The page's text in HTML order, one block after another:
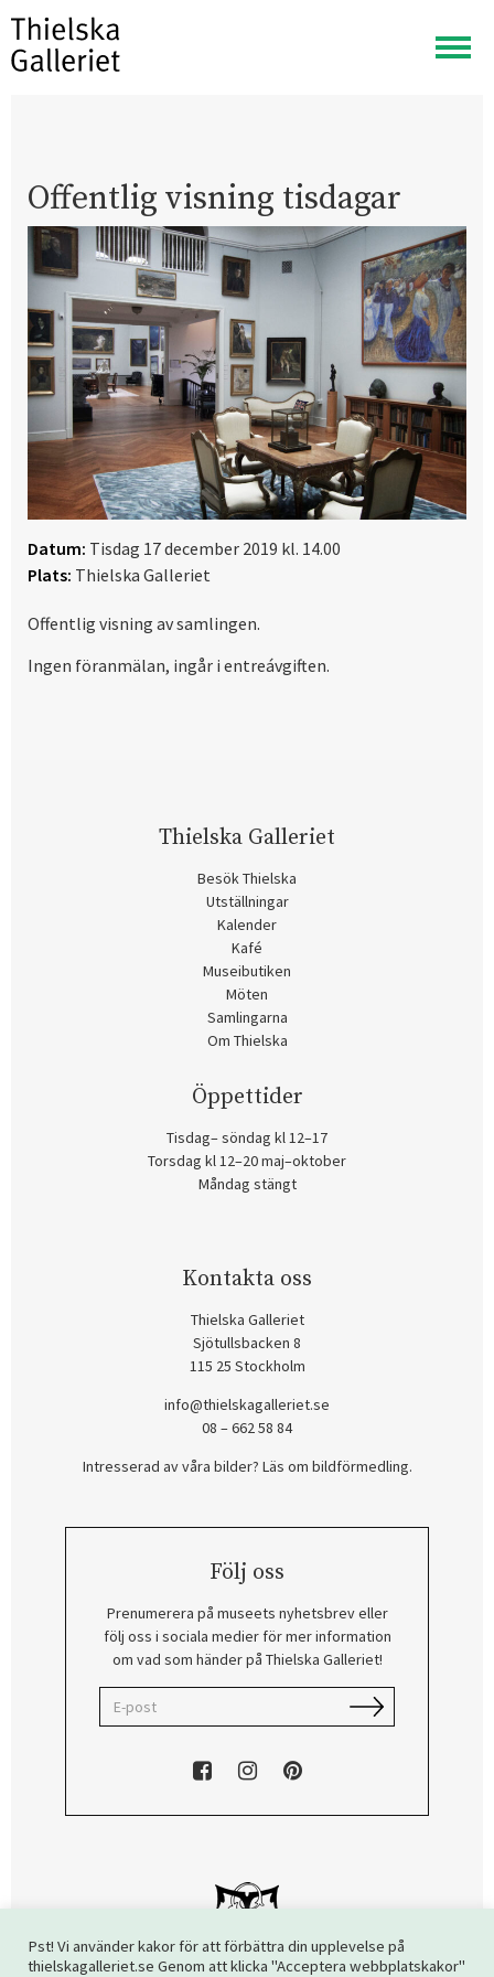
Visa
meny
Offentlig visning tisdagar
Datum: Tisdag 17 december 2019 kl. 14.00
Plats: Thielska Galleriet
Offentlig visning av samlingen.
Ingen föranmälan, ingår i entreávgiften.
Thielska Galleriet
Besök Thielska
Utställningar
Kalender
Kafé
Museibutiken
Möten
Samlingarna
Om Thielska
Öppettider
Tisdag– söndag kl 12–17
Torsdag kl 12–20 maj–oktober
Måndag stängt
Kontakta oss
Thielska Galleriet
Sjötullsbacken 8
115 25 Stockholm
info@thielskagalleriet.se
08 – 662 58 84
Intresserad av våra bilder? Läs om bildförmedling.
Följ oss
Prenumerera på museets nyhetsbrev eller
följ oss i sociala medier för mer information
om vad som händer på Thielska Galleriet!
Pst! Vi använder kakor för att förbättra din upplevelse på
thielskagalleriet.se Genom att klicka "Acceptera webbplatskakor"